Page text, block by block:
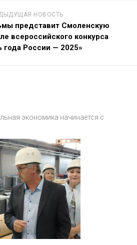
НОВОСТЬ
представит Смоленскую
всероссийского конкурса
года России — 2025»
экономика начинается с